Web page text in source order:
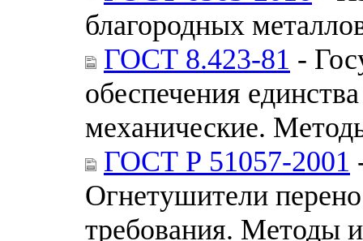
благородных
ГОСТ 8.423-81 -
обеспечения
механические.
ГОСТ Р 51057-2001
Огнетушители
требования. Методы